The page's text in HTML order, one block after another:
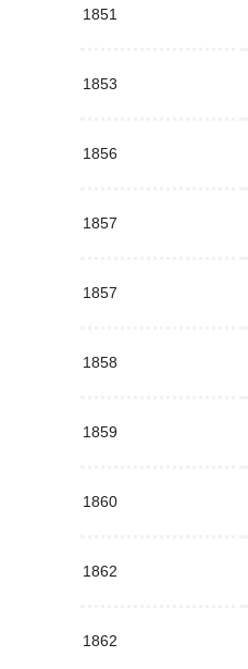
1851
1853
1856
1857
1857
1858
1859
1860
1862
1862